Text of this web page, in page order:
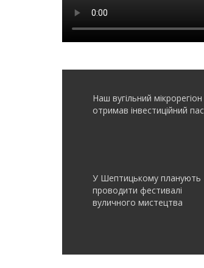
Наш вугільний мікрорегіон
отримав інвеcтиційний
У Шептицькому планують
проводити фестивалі
вуличного мистецтва